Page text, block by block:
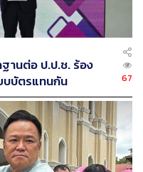
านต่อ ป.ป.ช. ร้อง
บบัตรแทนกัน
67